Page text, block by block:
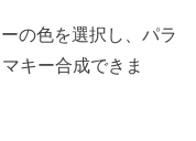
の色を選択し、パラ
キー合成できま